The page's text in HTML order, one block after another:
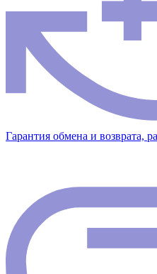
Гарантия обмена и возврата,